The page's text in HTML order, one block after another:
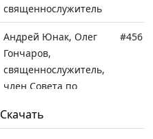
священнослужитель
Андрей Юнак, Олег
Гончаров,
священнослужитель,
член Совета по
религиозными
#456
Скачать